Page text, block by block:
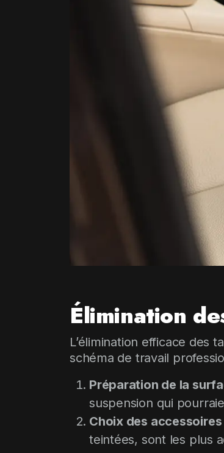
Élimination
L’élimination efficace des
schéma de travail
Préparation de la
suspension qui
Choix des accessoires
teintées, sont les plus